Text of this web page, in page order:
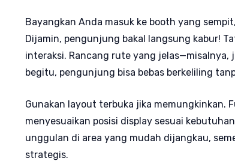
Bayangkan Anda masuk ke booth yang
Dijamin, pengunjung bakal langsung kabur!
interaksi. Rancang rute yang
begitu, pengunjung bisa bebas berkeliling
Gunakan layout terbuka jika memungkinkan.
menyesuaikan posisi display sesuai
unggulan di area yang mudah dijangkau,
strategis.